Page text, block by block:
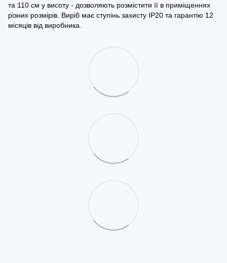
та 110 см у висоту - дозволяють розмістити її в приміщеннях
різних розмірів. Виріб має ступінь захисту IP20 та гарантію 12
місяців від виробника.